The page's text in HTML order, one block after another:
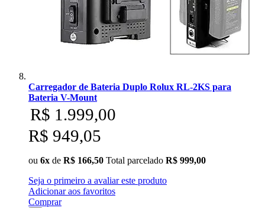
Carregador de Bateria Duplo Rolux RL-2KS para
Bateria V-Mount
R$ 1.999,00
R$ 949,05
ou 6x de R$ 166,50 Total parcelado R$ 999,00
Seja o primeiro a avaliar este produto
Adicionar aos favoritos
Comprar